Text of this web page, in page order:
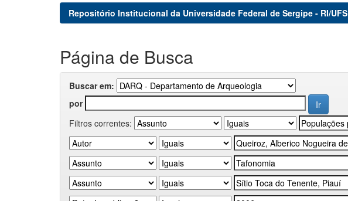
Repositório Institucional da Universidade Federal de Sergipe - RI/UFS
Página de Busca
Buscar em:
por
Filtros correntes: